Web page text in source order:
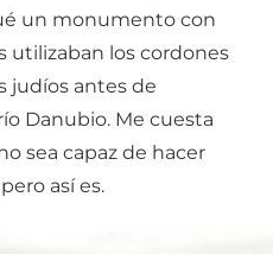
un monumento con
utilizaban los cordones
judíos antes de
Danubio. Me cuesta
sea capaz de hacer
así es.